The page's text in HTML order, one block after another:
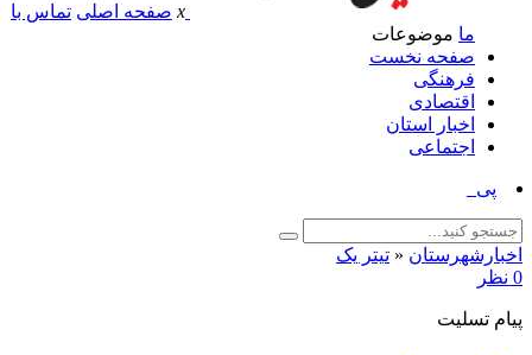
x صفحه اصلی تماس با
ما موضوعات
صفحه نخست
فرهنگی
اقتصادی
اخبار استان
اجتماعی
پیام تبر_
اخبارشهرستان « تیتر یک
0 نظر
پیام تسلیت